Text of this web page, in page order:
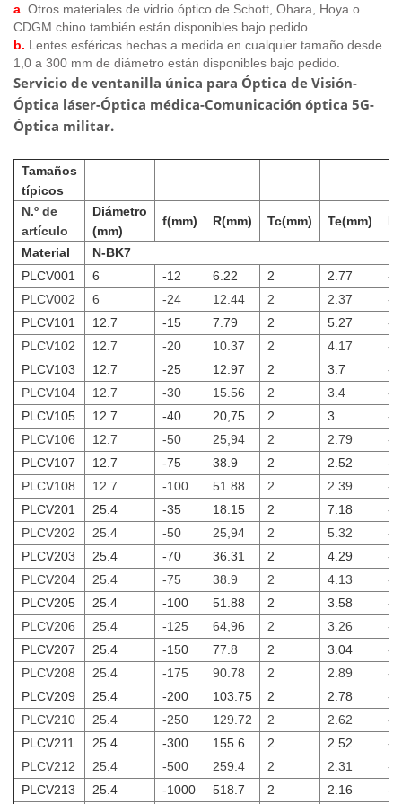
a Otros materiales de vidrio óptico de Schott, Ohara, Hoya o
CDGM chino también están disponibles bajo pedido.
b. Lentes esféricas hechas a medida en cualquier tamaño desde
1,0 a 300 mm de diámetro están disponibles bajo pedido.
Servicio de ventanilla única para Óptica de Visión-
Óptica láser-Óptica médica-Comunicación óptica 5G-
Óptica militar.
Tamaños
típicos
N.º de
artículo
Diámetro
(mm)
f(mm) R(mm) Tc(mm) Te(mm)
Material
N-BK7
PLCV001
6 -12 6.22 2 2.77
-
PLCV002
6 -24 12.44 2 2.37
-
PLCV101
12.7 -15 7.79 2 5.27
-
PLCV102
12.7 -20 10.37 2 4.17
-
PLCV103
12.7 -25 12.97 2 3.7
-
PLCV104
12.7 -30 15.56 2 3.4
-
PLCV105
12.7 -40 20,75 2 3
-
PLCV106
12.7 -50 25,94 2 2.79
-
PLCV107
12.7 -75 38.9 2 2.52
-
PLCV108
12.7 -100 51.88 2 2.39
-
PLCV201
25.4 -35 18.15 2 7.18
-
PLCV202
25.4 -50 25,94 2 5.32
-
PLCV203
25.4 -70 36.31 2 4.29
-
PLCV204
25.4 -75 38.9 2 4.13
-
PLCV205
25.4 -100 51.88 2 3.58
-
PLCV206
25.4 -125 64,96 2 3.26
-
PLCV207
25.4 -150 77.8 2 3.04
-
PLCV208
25.4 -175 90.78 2 2.89
-
PLCV209
25.4 -200 103.75 2 2.78
-
PLCV210
25.4 -250 129.72 2 2.62
-
PLCV211
25.4 -300 155.6 2 2.52
-
PLCV212
25.4 -500 259.4 2 2.31
-
PLCV213
25.4 -1000 518.7 2 2.16
-